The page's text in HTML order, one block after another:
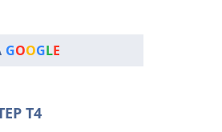
GOOGLE
Т4